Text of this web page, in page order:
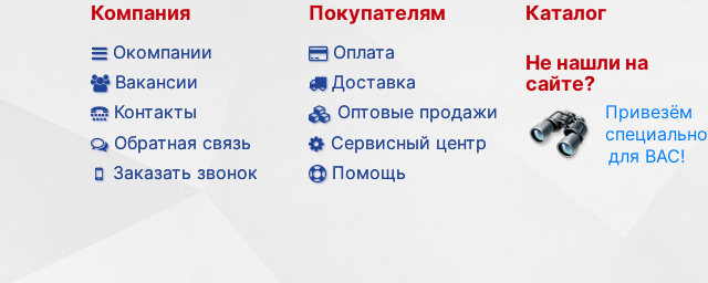
Компания
Окомпании
Вакансии
Контакты
Обратная связь
Заказать звонок
Покупателям
Оплата
Доставка
Оптовые продажи
Сервисный центр
Помощь
Каталог
Не нашли на
сайте?
Привезём
специально
для ВАС!